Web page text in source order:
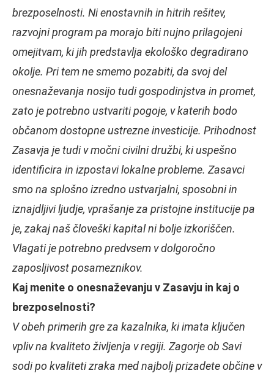
brezposelnosti. Ni enostavnih in hitrih rešitev,
razvojni program pa morajo biti nujno prilagojeni
omejitvam, ki jih predstavlja ekološko degradirano
okolje. Pri tem ne smemo pozabiti, da svoj del
onesnaževanja nosijo tudi gospodinjstva in promet,
zato je potrebno ustvariti pogoje, v katerih bodo
občanom dostopne ustrezne investicije. Prihodnost
Zasavja je tudi v močni civilni družbi, ki uspešno
identificira in izpostavi lokalne probleme. Zasavci
smo na splošno izredno ustvarjalni, sposobni in
iznajdljivi ljudje, vprašanje za pristojne institucije pa
je, zakaj naš človeški kapital ni bolje izkoriščen.
Vlagati je potrebno predvsem v dolgoročno
zaposljivost posameznikov.
Kaj menite o onesnaževanju v Zasavju in kaj o
brezposelnosti?
V obeh primerih gre za kazalnika, ki imata ključen
vpliv na kvaliteto življenja v regiji. Zagorje ob Savi
sodi po kvaliteti zraka med najbolj prizadete občine v